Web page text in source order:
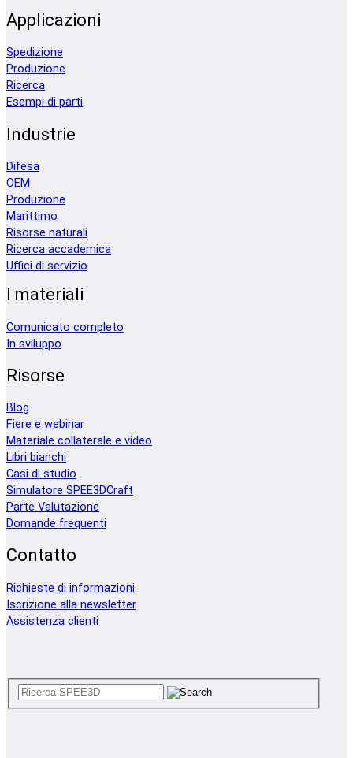
Applicazioni
Spedizione
Produzione
Ricerca
Esempi di parti
Industrie
Difesa
OEM
Produzione
Marittimo
Risorse naturali
Ricerca accademica
Uffici di servizio
I materiali
Comunicato completo
In sviluppo
Risorse
Blog
Fiere e webinar
Materiale collaterale e video
Libri bianchi
Casi di studio
Simulatore SPEE3DCraft
Parte Valutazione
Domande frequenti
Contatto
Richieste di informazioni
Iscrizione alla newsletter
Assistenza clienti